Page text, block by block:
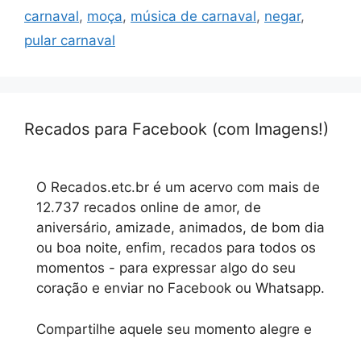
carnaval, moça, música de carnaval, negar,
pular carnaval
Recados para Facebook (com Imagens!)
O Recados.etc.br é um acervo com mais de
12.737 recados online de amor, de
aniversário, amizade, animados, de bom dia
ou boa noite, enfim, recados para todos os
momentos - para expressar algo do seu
coração e enviar no Facebook ou Whatsapp.
Compartilhe aquele seu momento alegre e